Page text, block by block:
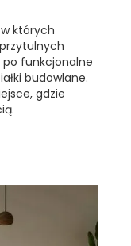
których
po funkcjonalne
budowlane.
gdzie